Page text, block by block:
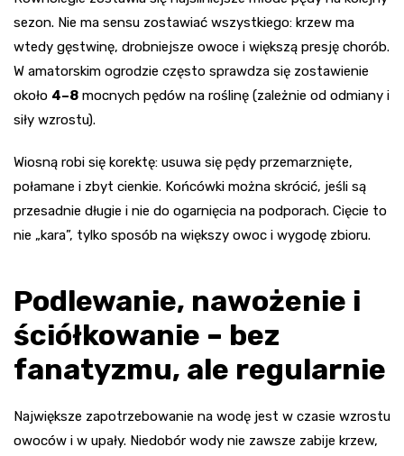
sezon. Nie ma sensu zostawiać wszystkiego: krzew ma
wtedy gęstwinę, drobniejsze owoce i większą presję chorób.
W amatorskim ogrodzie często sprawdza się zostawienie
około 4–8 mocnych pędów na roślinę (zależnie od odmiany i
siły wzrostu).
Wiosną robi się korektę: usuwa się pędy przemarznięte,
połamane i zbyt cienkie. Końcówki można skrócić, jeśli są
przesadnie długie i nie do ogarnięcia na podporach. Cięcie to
nie „kara”, tylko sposób na większy owoc i wygodę zbioru.
Podlewanie, nawożenie i
ściółkowanie – bez
fanatyzmu, ale regularnie
Największe zapotrzebowanie na wodę jest w czasie wzrostu
owoców i w upały. Niedobór wody nie zawsze zabije krzew,